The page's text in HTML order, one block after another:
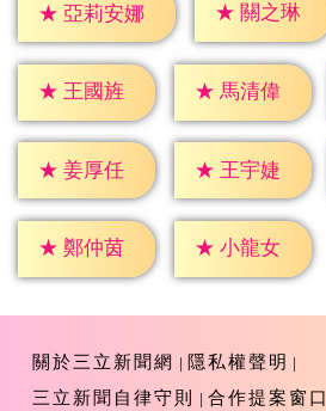
★ 亞莉安娜 ★ 關之琳
★ 王國旌 ★ 馬清偉
★ 姜厚任 ★ 王宇婕
★ 鄭仲茵 ★ 小龍女
關於三立新聞網
隱私權聲明
三立新聞自律守則
合作提案窗口